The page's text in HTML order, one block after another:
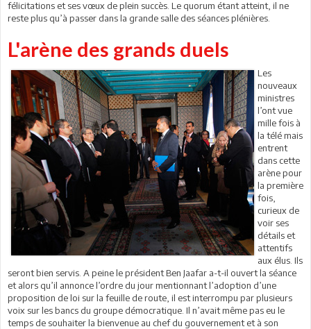
félicitations et ses vœux de plein succès. Le quorum étant atteint, il ne
reste plus qu’à passer dans la grande salle des séances plénières.
L'arène des grands duels
Les
nouveaux
ministres
l’ont vue
mille fois à
la télé mais
entrent
dans cette
arène pour
la première
fois,
curieux de
voir ses
détails et
attentifs
aux élus. Ils
seront bien servis. A peine le président Ben Jaafar a-t-il ouvert la séance
et alors qu’il annonce l’ordre du jour mentionnant l’adoption d’une
proposition de loi sur la feuille de route, il est interrompu par plusieurs
voix sur les bancs du groupe démocratique. Il n’avait même pas eu le
temps de souhaiter la bienvenue au chef du gouvernement et à son